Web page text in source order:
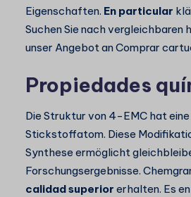
Eigenschaften. En particular
Suchen Sie nach vergleichbaren
unser Angebot anComprar
Propiedades
Die Struktur von 4-EMC hat
Stickstoffatom. Diese
Synthese ermöglicht
Forschungsergebnisse.
calidad superior erhalten. Es